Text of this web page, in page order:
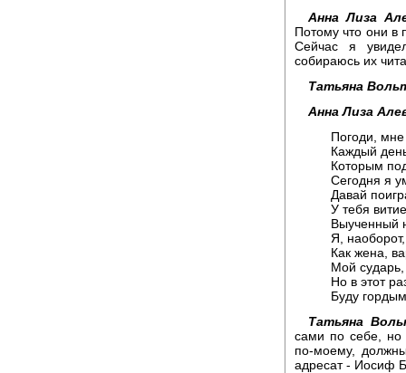
Анна Лиза
Потому что они в
Сейчас я
собираюсь их
Татьяна
Анна Лиза
Погоди, мне
Каждый
Которым
Сегодня я
Давай
У тебя
Выученный
Я,
Как жена,
Мой
Но в этот
Буду
Татьяна
сами по себе, но
по-моему,
адресат - Иосиф